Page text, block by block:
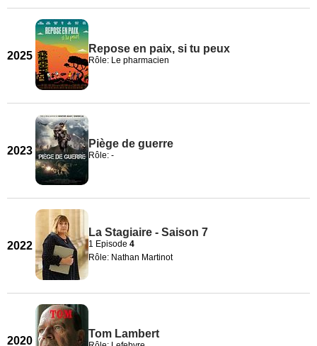
2025
Repose en paix, si tu peux
Rôle: Le pharmacien
2023
Piège de guerre
Rôle: -
2022
La Stagiaire - Saison 7
1 Episode 4
Rôle: Nathan Martinot
2020
Tom Lambert